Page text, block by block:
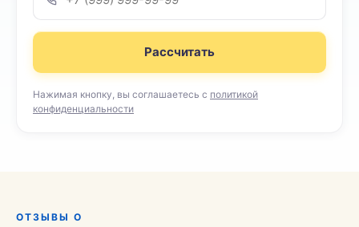
Рассчитать
Нажимая кнопку, вы соглашаетесь с политикой
конфиденциальности
ОТЗЫВЫ О